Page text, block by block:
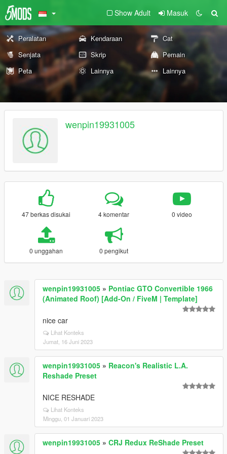
Show Adult Masuk
Peralatan Kendaraan
Cat
Senjata
Skrip
Pemain
Peta
Lainnya Lainnya
wenpin19931005
47 berkas disukai 4 komentar 0 video
0 unggahan 0 pengikut
wenpin19931005 » Pontiac GTO Convertible 1966
(Animated Roof) [Add-On / FiveM | Template]
nice car
Lihat Konteks
Jumat, 16 Juni 2023
wenpin19931005 » Reacon's Realistic L.A.
Reshade Preset
NICE RESHADE
Lihat Konteks
Minggu, 01 Januari 2023
wenpin19931005 » CRJ Redux ReShade Preset